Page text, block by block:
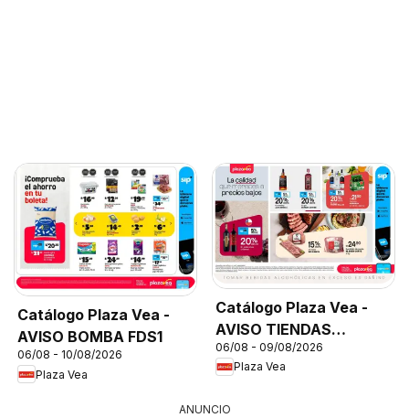
Catálogo Plaza Vea -
AVISO BOMBA FDS1
06/08 - 10/08/2026
Plaza Vea
Catálogo Plaza Vea -
AVISO TIENDAS
SELECCIONADAS 1
06/08 - 09/08/2026
Plaza Vea
ANUNCIO